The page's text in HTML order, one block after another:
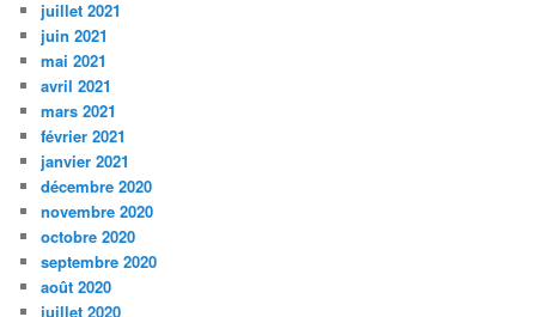
juillet 2021
juin 2021
mai 2021
avril 2021
mars 2021
février 2021
janvier 2021
décembre 2020
novembre 2020
octobre 2020
septembre 2020
août 2020
juillet 2020